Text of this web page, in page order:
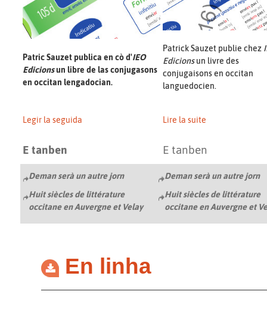
Patric Sauzet publica en cò d'IEO
Edicionsun libre de las conjugasons
en occitan lengadocian.
Patrick Sauzet publie chez
Edicionsun livre des
conjugaisons en occitan
languedocien.
Legir la seguida Lire la suite
E tanben E tanben
Deman serà un autre jorn
Deman serà un autre jorn
Huit siècles de littérature
occitane en Auvergne et Velay
Huit siècles de littérature
occitane en Auvergne et
En linha